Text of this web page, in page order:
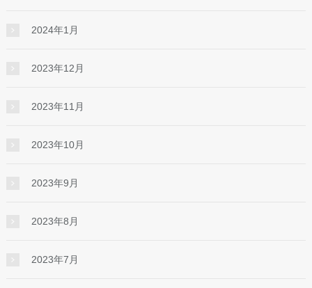
2024年1月
2023年12月
2023年11月
2023年10月
2023年9月
2023年8月
2023年7月